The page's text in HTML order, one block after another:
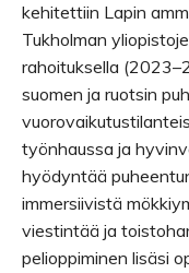
kehitettiin Lapin
Tukholman
rahoituksella
suomen ja ruotsin
työnhaussa ja
hyödyntää
immersiivistä
viestintää ja
pelioppiminen lisäsi